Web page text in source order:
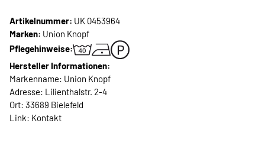
Artikelnummer: UK 0453964
Marken: Union Knopf
Pflegehinweise:
Hersteller Informationen:
Markenname: Union Knopf
Adresse: Lilienthalstr. 2-4
Ort: 33689 Bielefeld
Link: Kontakt